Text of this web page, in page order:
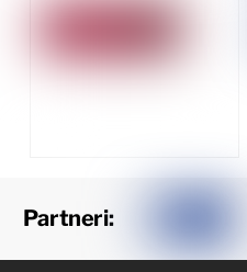
Partneri: